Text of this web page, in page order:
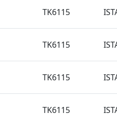
TK6115
TK6115
TK6115
TK6115